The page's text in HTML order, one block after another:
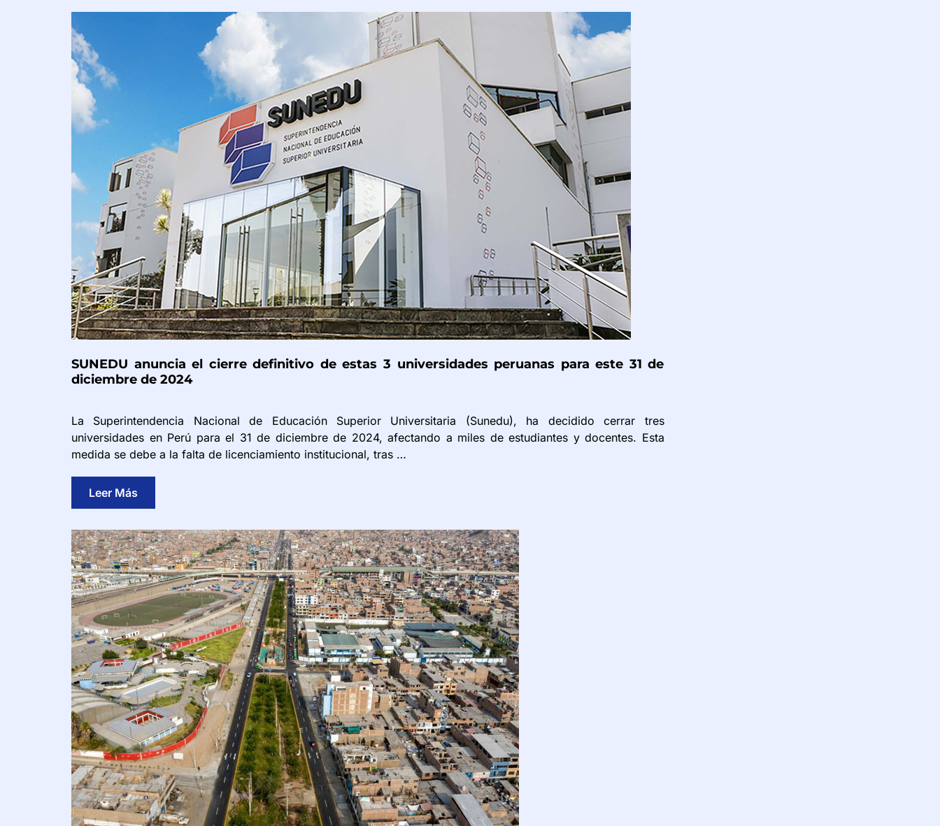
SUNEDU anuncia el cierre definitivo de estas 3 universidades peruanas para este 31 de
diciembre de 2024
La Superintendencia Nacional de Educación Superior Universitaria (Sunedu), ha decidido cerrar tres
universidades en Perú para el 31 de diciembre de 2024, afectando a miles de estudiantes y docentes. Esta
medida se debe a la falta de licenciamiento institucional, tras …
Leer Más